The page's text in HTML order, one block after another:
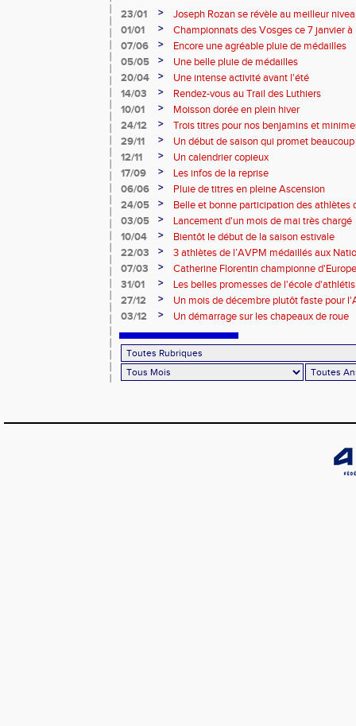
23/01 >
Joseph Rozan se révèle au meilleur
01/01
>
Championnats des Vosges ce 7 janvier
07/06
>
Encore une agréable pluie de médailles
05/05
>
Une belle pluie de médailles
20/04
>
Une intense activité avant l'été
14/03
>
Rendez-vous au Trail des Luthiers
10/01
>
Moisson dorée en plein hiver
24/12
>
Trois titres pour nos benjamins et
29/11
>
Un début de saison qui promet beaucoup
12/11
>
Un calendrier copieux
17/09
>
Les infos de la reprise
06/06
>
Pluie de titres en pleine Ascension
24/05
>
Belle et bonne participation des athlètes
03/05
>
Lancement d'un mois de mai très chargé
10/04
>
Bientôt le début de la saison estivale
22/03
>
3 athlètes de l’AVPM médaillés aux
07/03
>
Catherine Florentin championne
31/01
>
Les belles promesses de l'école
27/12
>
Un mois de décembre plutôt faste pour
03/12
> Un démarrage sur les chapeaux de roue